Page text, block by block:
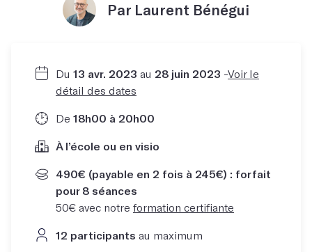
Par Laurent Bénégui
Du 13 avr. 2023 au 28 juin 2023 -Voir le
détail des dates
De 18h00 à 20h00
À l’école ou en visio
490€ (payable en 2 fois à 245€) : forfait
pour 8 séances
50€ avec notre formation certifiante
12 participants au maximum